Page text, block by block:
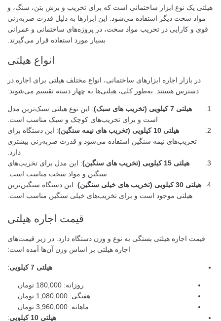
هیلتی یک نوع ابزار ساختمانی است که برای تخریب و برش بتن، سنگ، و
مواد سخت دیگر استفاده می‌شود. این ابزارها به دلیل قدرت ضربه‌زنی
قوی و کارایی در تخریب مواد سخت، در پروژه‌های ساختمانی و عمرانی
بسیار مورد استفاده قرار می‌گیرند.
انواع هیلتی
در بازار اجاره ابزارهای ساختمانی، انواع مختلف هیلتی برای اجاره در
دسترس هستند. به‌طور کلی، هیلتی‌ها به چهار دسته تقسیم می‌شوند:
هیلتی 7 کیلویی (تخریب های سبک)
: این نوع هیلتی سبک‌ترین مدل
است و برای تخریب‌های کوچک و سبک مناسب است.
هیلتی 10 کیلویی (تخریب های نیمه سنگین)
: این دستگاه برای
تخریب‌های نیمه سنگین استفاده می‌شود و قدرت ضربه‌زنی بیشتری
دارد.
هیلتی 15 کیلویی (تخریب های سنگین)
: این مدل برای تخریب‌های
سنگین و مواد سخت مناسب است.
هیلتی 30 کیلویی (تخریب های خیلی سنگین)
: این دستگاه سنگین‌ترین
هیلتی موجود است و برای تخریب‌های خیلی سنگین مناسب است.
قیمت اجاره هیلتی
قیمت اجاره هیلتی بستگی به نوع و وزن دستگاه دارد. در زیر قیمت‌های
اجاره هیلتی بر اساس وزن آن‌ها آمده است:
هیلتی 7 کیلویی :
روزانه: 180,000 تومان
هفتگی: 1,080,000 تومان
ماهانه: 3,960,000 تومان
هیلتی 10 کیلویی
: